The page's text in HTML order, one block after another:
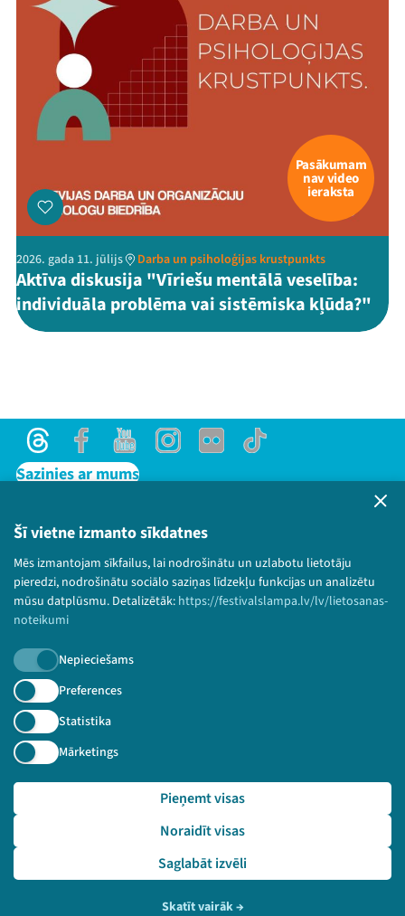
Šī vietne izmanto sīkdatnes
Mēs izmantojam sīkfailus, lai nodrošinātu un uzlabotu lietotāju
pieredzi, nodrošinātu sociālo saziņas līdzekļu funkcijas un analizētu
mūsu datplūsmu. Detalizētāk: https://festivalslampa.lv/lv/lietosanas-
noteikumi
Nepieciešams
Preferences
Statistika
Mārketings
Saglabāt izvēli
Noraidīt visas
Pieņemt visas
Skatīt vairāk→
Pasākumam
nav video
ieraksta
2026. gada 11. jūlijs Darba un psiholoģijas krustpunkts
Aktīva diskusija "Vīriešu mentālā veselība:
individuāla problēma vai sistēmiska kļūda?"
ThreadsFacebookYoutubeInstagram
Flick TikTok
Sazinies ar mums
Lietošanas noteikumi un sīkdatņu politika
Bērnu aizsardzības politika
© 2026 Sarunu festivāls LAMPA Visas tiesības
paturētas.
Piesakies jaunumiem!
Nepalaid garām aktuālāko informāciju!
Pieteikties
🔗 https://festivalslampa.lv/lv/dalibnieki/4152